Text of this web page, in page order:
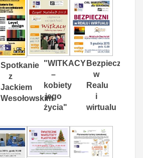
Spotkanie
z
Jackiem
Wesołowskim
"WITKACY
–
kobiety
jego
życia"
Bezpieczni
w
Realu
i
wirtualu